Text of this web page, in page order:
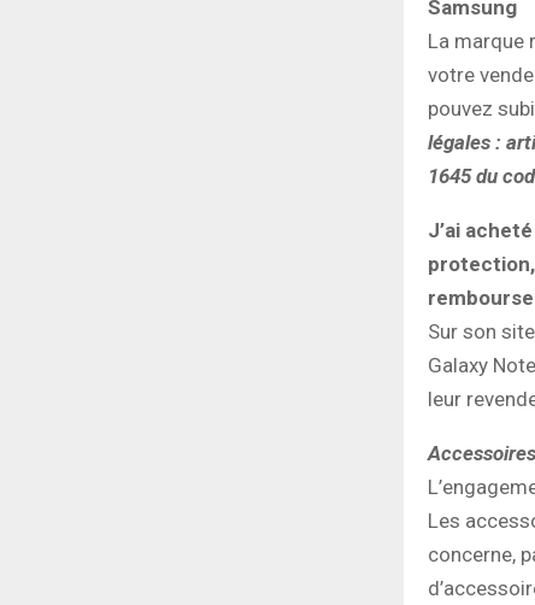
Samsung
La marque
votre
pouvez
légales :
1645 du
J’ai
Sur son
Galaxy
leur
Les
concerne,